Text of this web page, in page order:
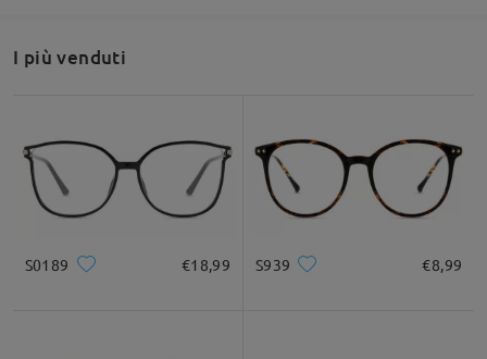
I più venduti
S0189 €18,99 S939 €8,99